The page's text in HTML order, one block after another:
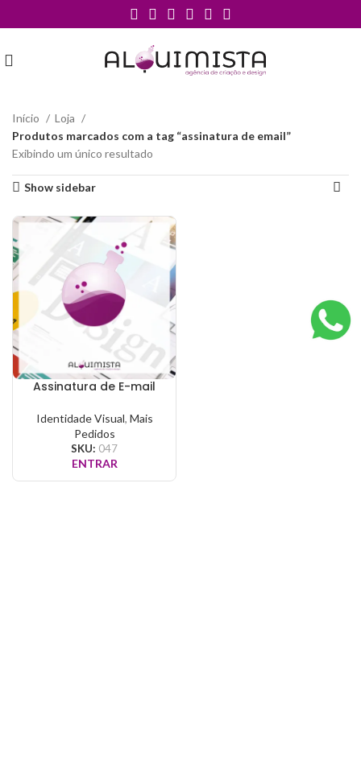
Início
Loja
Produtos marcados com a tag “assinatura de email”
Exibindo um único resultado
Show sidebar
Assinatura de E-mail
Identidade Visual, Mais
Pedidos
SKU: 047
ENTRAR